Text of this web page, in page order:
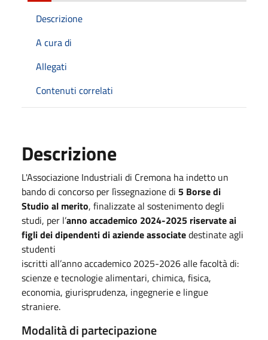
Descrizione
A cura di
Allegati
Contenuti correlati
Descrizione
L'Associazione Industriali di Cremona ha indetto un
bando di concorso per lìssegnazione di 5 Borse di
Studio al merito, finalizzate al sostenimento degli
studi, per l’anno accademico 2024-2025 riservate ai
figli dei dipendenti di aziende associatedestinate agli
studenti
iscritti all’anno accademico 2025-2026 alle facoltà di:
scienze e tecnologie alimentari, chimica, fisica,
economia, giurisprudenza, ingegnerie e lingue
straniere.
Modalità di partecipazione